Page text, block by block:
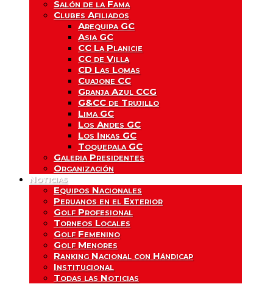
Salón de la Fama
Clubes Afiliados
Arequipa GC
Asia GC
CC La Planicie
CC de Villa
CD Las Lomas
Cuajone CC
Granja Azul CCG
G&CC de Trujillo
Lima GC
Los Andes GC
Los Inkas GC
Toquepala GC
Galeria Presidentes
Organización
Noticias
Equipos Nacionales
Peruanos en el Exterior
Golf Profesional
Torneos Locales
Golf Femenino
Golf Menores
Ranking Nacional con Hándicap
Institucional
Todas las Noticias